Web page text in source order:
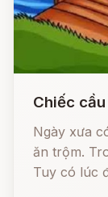
Chiếc
Ngày xưa
ăn trộm.
Tuy có lúc